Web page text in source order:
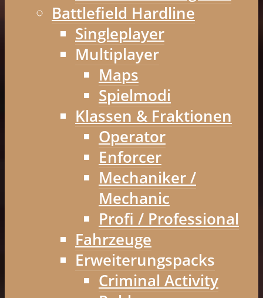
Battlefield Hardline
Singleplayer
Multiplayer
Maps
Spielmodi
Klassen & Fraktionen
Operator
Enforcer
Mechaniker /
Mechanic
Profi / Professional
Fahrzeuge
Erweiterungspacks
Criminal Activity